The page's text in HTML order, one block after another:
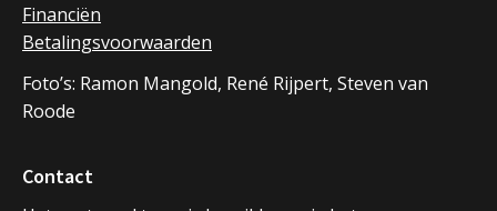
Financiën
Betalingsvoorwaarden
Foto’s: Ramon Mangold, René Rijpert, Steven van
Roode
Contact